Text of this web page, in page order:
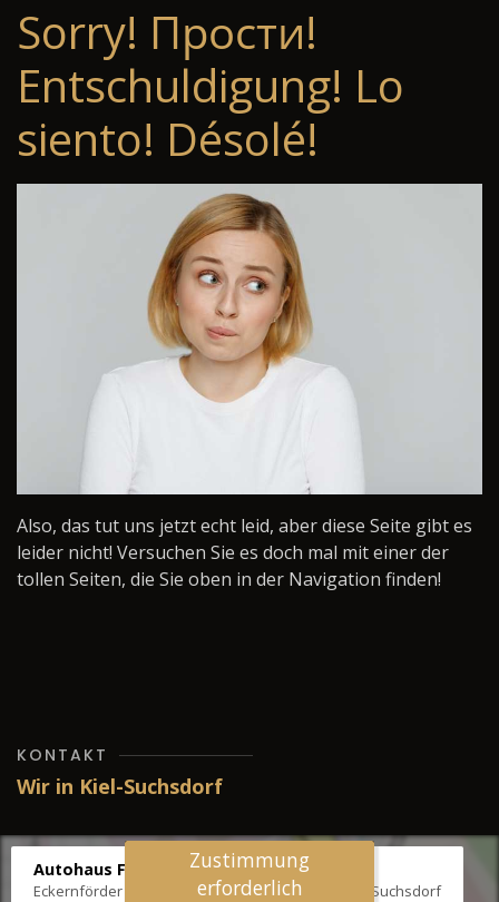
Sorry! Прости!
Entschuldigung! Lo
siento! Désolé!
Also, das tut uns jetzt echt leid, aber diese Seite gibt es
leider nicht! Versuchen Sie es doch mal mit einer der
tollen Seiten, die Sie oben in der Navigation finden!
KONTAKT
Wir in Kiel-Suchsdorf
Autohaus Fräter
Eckernförder Str. /Klausbrooker Weg 1, 24107 Kiel-Suchsdorf
Zustimmung
erforderlich